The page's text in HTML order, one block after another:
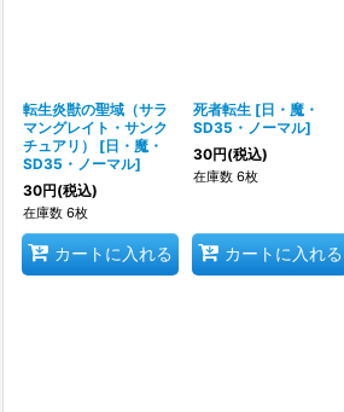
転生炎獣の聖域（サラ
マングレイト・サンク
チュアリ）
[日・魔・
SD35・ノーマル]
30円(税込)
在庫数 6枚
カートに入れる
死者転生 [日・魔・
SD35・ノーマル]
30円(税込)
在庫数 6枚
カートに入れる